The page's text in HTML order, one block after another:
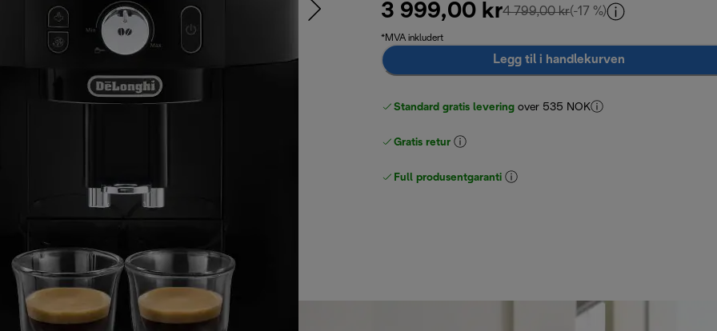
3 999,00 kr4 799,00 kropprinnelig pris 4 799,00
(-17 %)
*MVA inkludert
Legg til i handlekurven
Standard gratis levering over 535 NOK
Gratis retur
Full produsentgaranti